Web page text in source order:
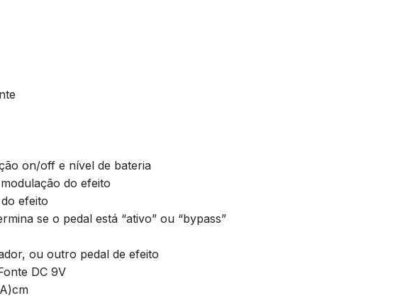
on/off e nível de bateria
do efeito
efeito
se o pedal está “ativo” ou “bypass”
ou outro pedal de efeito
DC 9V